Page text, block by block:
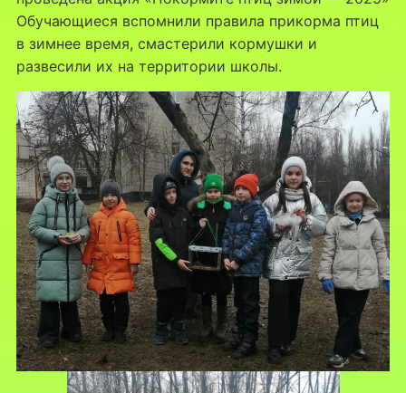
Обучающиеся вспомнили правила прикорма птиц
в зимнее время, смастерили кормушки и
развесили их на территории школы.